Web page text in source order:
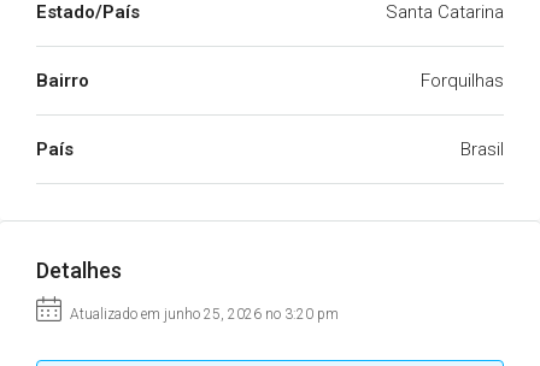
Estado/País Santa Catarina
Bairro Forquilhas
País Brasil
Detalhes
Atualizado em junho 25, 2026 no 3:20 pm